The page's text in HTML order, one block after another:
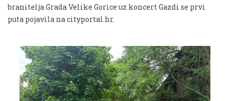
branitelja Grada Velike Gorice uz koncert Gazdi se prvi
puta pojavila na cityportal.hr.